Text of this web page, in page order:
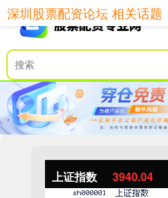
上证指数 3940.04
深圳股票配资论坛 相关话题